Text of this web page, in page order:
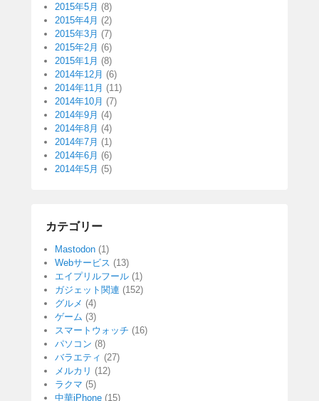
2015年5月 (8)
2015年4月 (2)
2015年3月 (7)
2015年2月 (6)
2015年1月 (8)
2014年12月 (6)
2014年11月 (11)
2014年10月 (7)
2014年9月 (4)
2014年8月 (4)
2014年7月 (1)
2014年6月 (6)
2014年5月 (5)
カテゴリー
Mastodon (1)
Webサービス (13)
エイプリルフール (1)
ガジェット関連 (152)
グルメ (4)
ゲーム (3)
スマートウォッチ (16)
パソコン (8)
バラエティ (27)
メルカリ (12)
ラクマ (5)
中華iPhone (15)